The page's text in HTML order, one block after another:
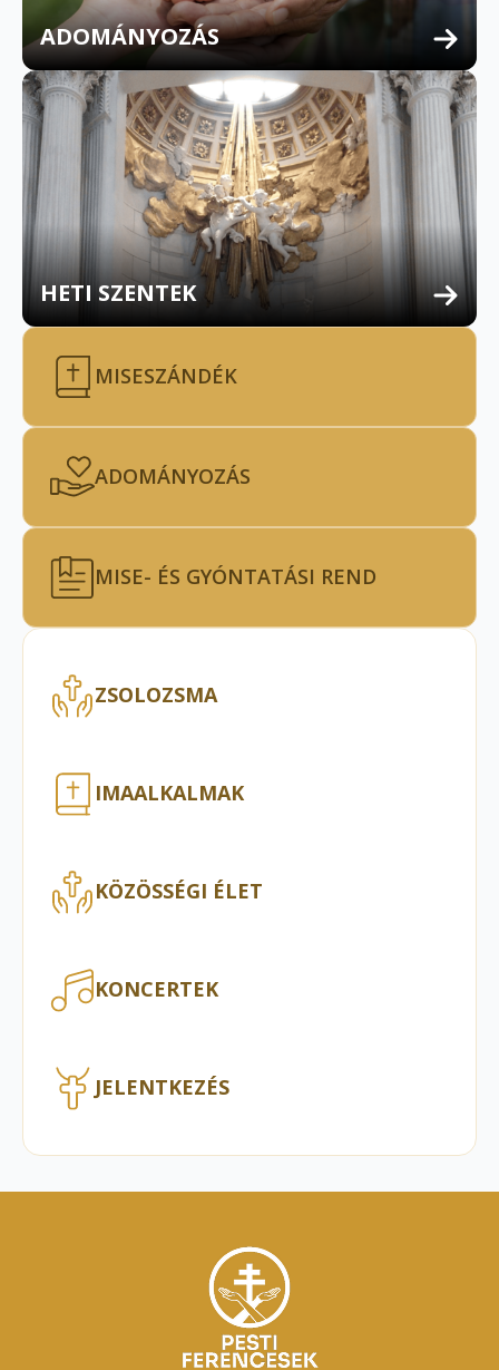
ADOMÁNYOZÁS
HETI SZENTEK
MISESZÁNDÉK
ADOMÁNYOZÁS
MISE- ÉS GYÓNTATÁSI REND
ZSOLOZSMA
IMAALKALMAK
KÖZÖSSÉGI ÉLET
KONCERTEK
JELENTKEZÉS